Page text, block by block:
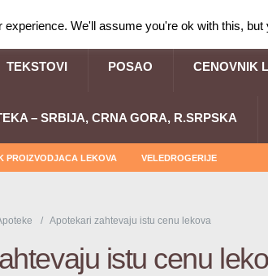
TEKSTOVI POSAO CENOVNIK
– SRBIJA, CRNA GORA, R.SRPSKA
PROIZVODJACA LEKOVA VELEDROGERIJE
Apotekari zahtevaju istu cenu lekova
istu cenu
We'll assume you're ok with this, but